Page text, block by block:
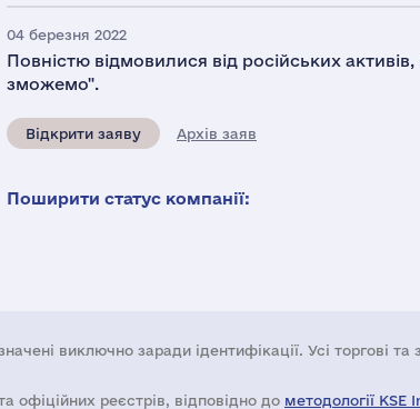
04 березня 2022
Повністю відмовилися від російських
зможемо".
Відкрити заяву Архів заяв
Поширити статус компанії:
виключно заради ідентифікації. Усі торгові
офіційних реєстрів, відповідно до методології KSE